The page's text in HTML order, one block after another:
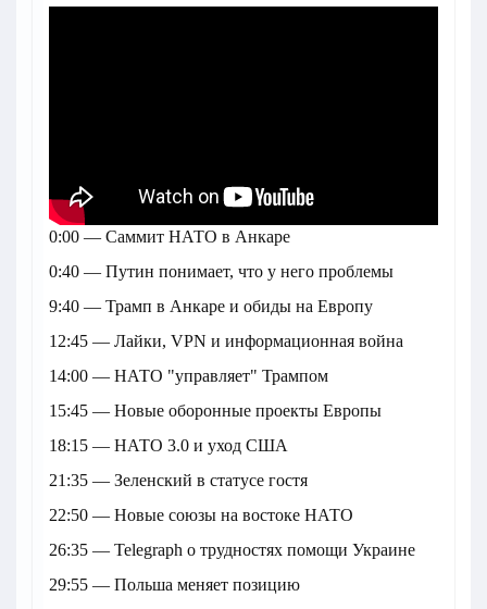
0:00 — Саммит НАТО в Анкаре
0:40 — Путин понимает, что у него проблемы
9:40 — Трамп в Анкаре и обиды на Европу
12:45 — Лайки, VPN и информационная война
14:00 — НАТО "управляет" Трампом
15:45 — Новые оборонные проекты Европы
18:15 — НАТО 3.0 и уход США
21:35 — Зеленский в статусе гостя
22:50 — Новые союзы на востоке НАТО
26:35 — Telegraph о трудностях помощи Украине
29:55 — Польша меняет позицию